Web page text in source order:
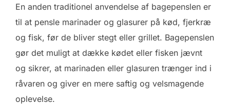
En anden traditionel anvendelse af bagepenslen er
til at pensle marinader og glasurer på kød, fjerkræ
og fisk, før de bliver stegt eller grillet. Bagepenslen
gør det muligt at dække kødet eller fisken jævnt
og sikrer, at marinaden eller glasuren trænger ind i
råvaren og giver en mere saftig og velsmagende
oplevelse.